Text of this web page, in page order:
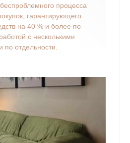
процесса
гарантирующего
на 40 % и более по
с несколькими
по отдельности.